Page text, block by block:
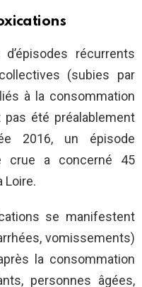
récurrents
(subies par
à la consommation
pas été préalablement
2016, un épisode
crue a concerné 45
Loire.
se manifestent
vomissements)
la consommation
personnes âgées,